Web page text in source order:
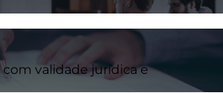
validade jurídica e